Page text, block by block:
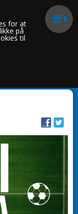
for at
på
til